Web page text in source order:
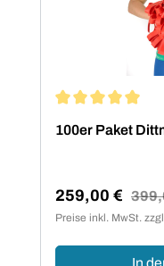
100er Paket
Verkaufspreis:
259,00 €
Preise inkl. MwSt.
In